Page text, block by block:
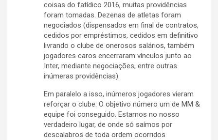
coisas do fatídico 2016, muitas providências
foram tomadas. Dezenas de atletas foram
negociados (dispensados em final de contratos,
cedidos por empréstimos, cedidos em definitivo
livrando o clube de onerosos salários, também
jogadores caros encerraram vínculos junto ao
Inter, mediante negociações, entre outras
inúmeras providências).
Em paralelo a isso, inúmeros jogadores vieram
reforçar o clube. O objetivo número um de MM &
equipe foi conseguido. Estamos no nosso
verdadeiro lugar, de onde só saímos por
descalabros de toda ordem ocorridos